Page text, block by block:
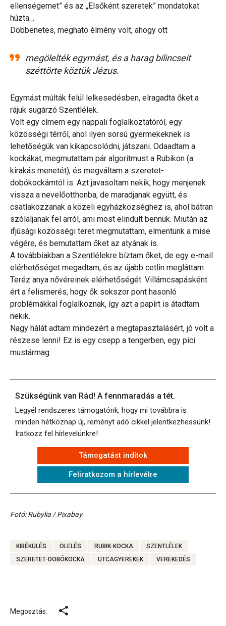
ellenségemet” és az „Elsőként szeretek” mondatokat
húzta…
Döbbenetes, megható élmény volt, ahogy ott
megölelték egymást, és a harag bilincseit
széttörte köztük Jézus.
Egymást múlták felül lelkesedésben, elragadta őket a
rájuk sugárzó Szentlélek.
Volt egy címem egy nappali foglalkoztatóról, egy
közösségi térről, ahol ilyen sorsú gyermekeknek is
lehetőségük van kikapcsolódni, játszani. Odaadtam a
kockákat, megmutattam pár algoritmust a Rubikon (a
kirakás menetét), és megváltam a szeretet-
dobókockámtól is. Azt javasoltam nekik, hogy menjenek
vissza a nevelőotthonba, de maradjanak együtt, és
csatlakozzanak a közeli egyházközséghez is, ahol bátran
szólaljanak fel arról, ami most elindult bennük. Miután az
ifjúsági közösségi teret megmutattam, elmentünk a mise
végére, és bemutattam őket az atyának is.
A továbbiakban a Szentlélekre bíztam őket, de egy e-mail
elérhetőséget megadtam, és az újabb cetlin megláttam
Teréz anya nővéreinek elérhetőségét. Villámcsapásként
ért a felismerés, hogy ők sokszor pont hasonló
problémákkal foglalkoznak, így azt a papírt is átadtam
nekik.
Nagy hálát adtam mindezért a megtapasztalásért, jó volt a
részese lenni! Ez is egy csepp a tengerben, egy pici
mustármag.
Szükségünk van Rád! A fennmaradás a tét.
Legyél rendszeres támogatónk, hogy mi továbbra is
minden hétköznap új, reményt adó cikkel jelentkezhessünk!
Iratkozz fel hírlevelünkre!
Támogatást indítok
Feliratkozom a hírlevélre
Fotó: Rubylia / Pixabay
KIBÉKÜLÉS ÖLELÉS RUBIK-KOCKA
SZENTLÉLEK
SZERETET-DOBÓKOCKA
UTCAGYEREKEK VEREKEDÉS
Megosztás: